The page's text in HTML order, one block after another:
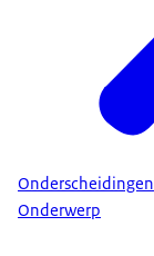
Onderscheidingen
Onderwerp